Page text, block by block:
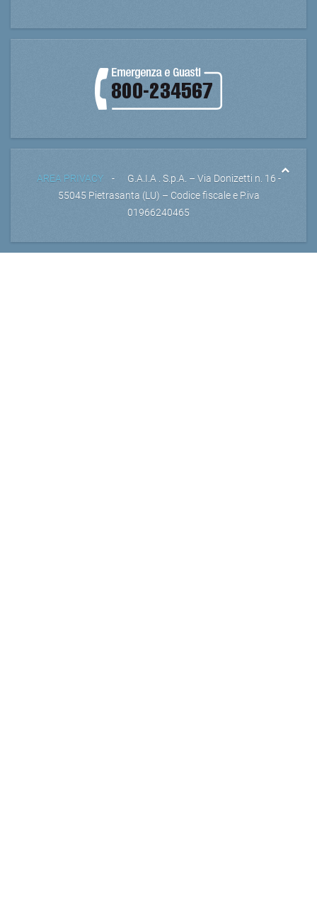
AREA PRIVACY- G.A.I.A . S.p.A. – Via Donizetti n. 16 -
55045 Pietrasanta (LU) – Codice fiscale e P.iva
01966240465